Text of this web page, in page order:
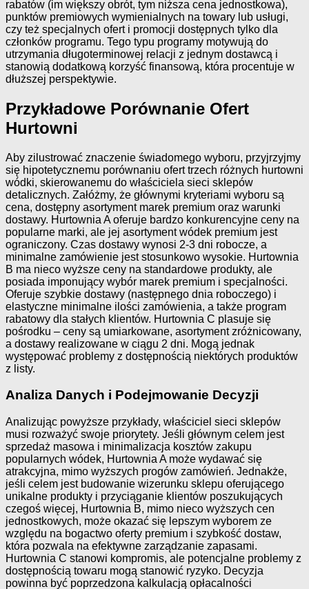
rabatów (im większy obrót, tym niższa cena jednostkowa),
punktów premiowych wymienialnych na towary lub usługi,
czy też specjalnych ofert i promocji dostępnych tylko dla
członków programu. Tego typu programy motywują do
utrzymania długoterminowej relacji z jednym dostawcą i
stanowią dodatkową korzyść finansową, która procentuje w
dłuższej perspektywie.
Przykładowe Porównanie Ofert
Hurtowni
Aby zilustrować znaczenie świadomego wyboru, przyjrzyjmy
się hipotetycznemu porównaniu ofert trzech różnych hurtowni
wódki, skierowanemu do właściciela sieci sklepów
detalicznych. Załóżmy, że głównymi kryteriami wyboru są
cena, dostępny asortyment marek premium oraz warunki
dostawy. Hurtownia A oferuje bardzo konkurencyjne ceny na
popularne marki, ale jej asortyment wódek premium jest
ograniczony. Czas dostawy wynosi 2-3 dni robocze, a
minimalne zamówienie jest stosunkowo wysokie. Hurtownia
B ma nieco wyższe ceny na standardowe produkty, ale
posiada imponujący wybór marek premium i specjalności.
Oferuje szybkie dostawy (następnego dnia roboczego) i
elastyczne minimalne ilości zamówienia, a także program
rabatowy dla stałych klientów. Hurtownia C plasuje się
pośrodku – ceny są umiarkowane, asortyment zróżnicowany,
a dostawy realizowane w ciągu 2 dni. Mogą jednak
występować problemy z dostępnością niektórych produktów
z listy.
Analiza Danych i Podejmowanie Decyzji
Analizując powyższe przykłady, właściciel sieci sklepów
musi rozważyć swoje priorytety. Jeśli głównym celem jest
sprzedaż masowa i minimalizacja kosztów zakupu
popularnych wódek, Hurtownia A może wydawać się
atrakcyjna, mimo wyższych progów zamówień. Jednakże,
jeśli celem jest budowanie wizerunku sklepu oferującego
unikalne produkty i przyciąganie klientów poszukujących
czegoś więcej, Hurtownia B, mimo nieco wyższych cen
jednostkowych, może okazać się lepszym wyborem ze
względu na bogactwo oferty premium i szybkość dostaw,
która pozwala na efektywne zarządzanie zapasami.
Hurtownia C stanowi kompromis, ale potencjalne problemy z
dostępnością towaru mogą stanowić ryzyko. Decyzja
powinna być poprzedzona kalkulacją opłacalności